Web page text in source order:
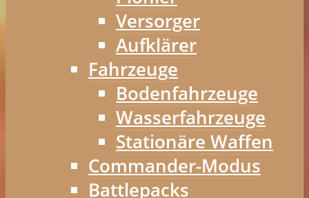
Versorger
Aufklärer
Fahrzeuge
Bodenfahrzeuge
Wasserfahrzeuge
Stationäre Waffen
Commander-Modus
Battlepacks